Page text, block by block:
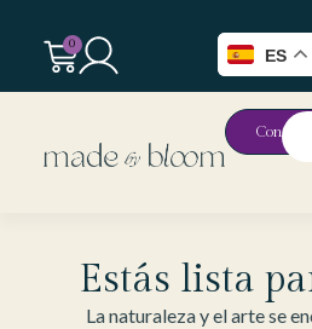
ES
0
Contacto
Estás lista
La naturaleza y el arte se